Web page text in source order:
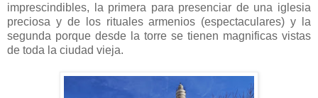
imprescindibles, la primera para presenciar de una iglesia
preciosa y de los rituales armenios (espectaculares) y la
segunda porque desde la torre se tienen magnificas vistas
de toda la ciudad vieja.